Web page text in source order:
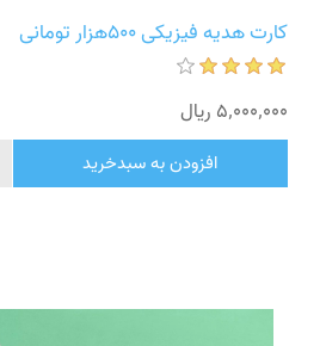
کارت هدیه فیزیکی 500هزار تومانی
5٬000٬000 ریال
افزودن به سبدخرید